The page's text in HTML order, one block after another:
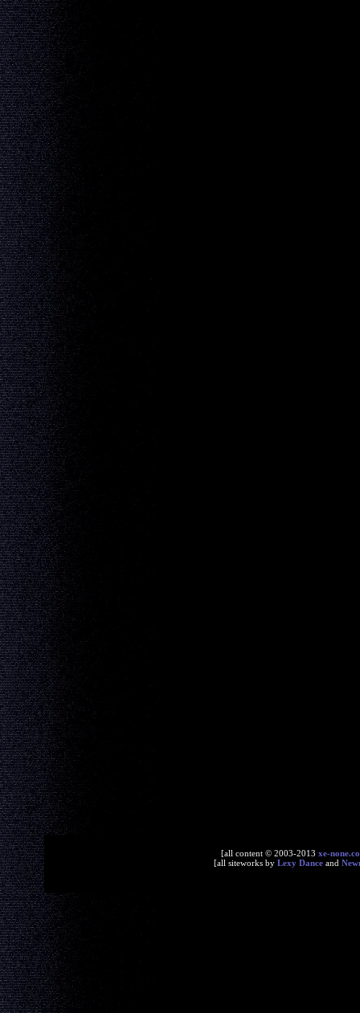
[all content © 2003-2013 xe-
[all siteworks by Lexy Danceand